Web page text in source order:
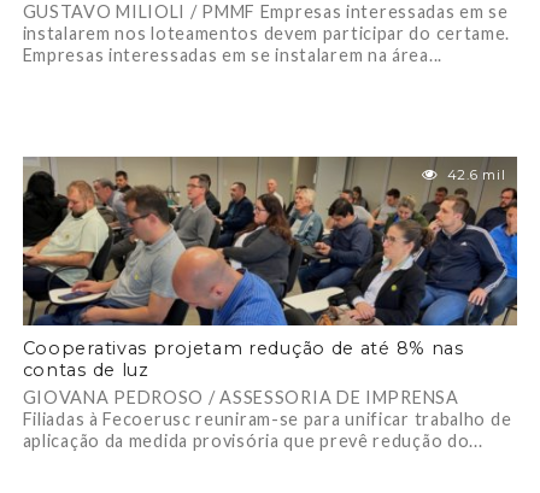
GUSTAVO MILIOLI / PMMF Empresas interessadas em se
instalarem nos loteamentos devem participar do certame.
Empresas interessadas em se instalarem na área...
42.6 mil
Cooperativas projetam redução de até 8% nas
contas de luz
GIOVANA PEDROSO / ASSESSORIA DE IMPRENSA
Filiadas à Fecoerusc reuniram-se para unificar trabalho de
aplicação da medida provisória que prevê redução do...